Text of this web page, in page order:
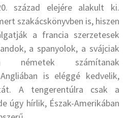
század elejére alakult ki.
szakácskönyvben is, hiszen
a francia szerzetesek
a spanyolok, a svájciak
számítanak
is eléggé kedvelik,
A tengerentúlra csak a
úgy hírlik, Észak-Amerikában